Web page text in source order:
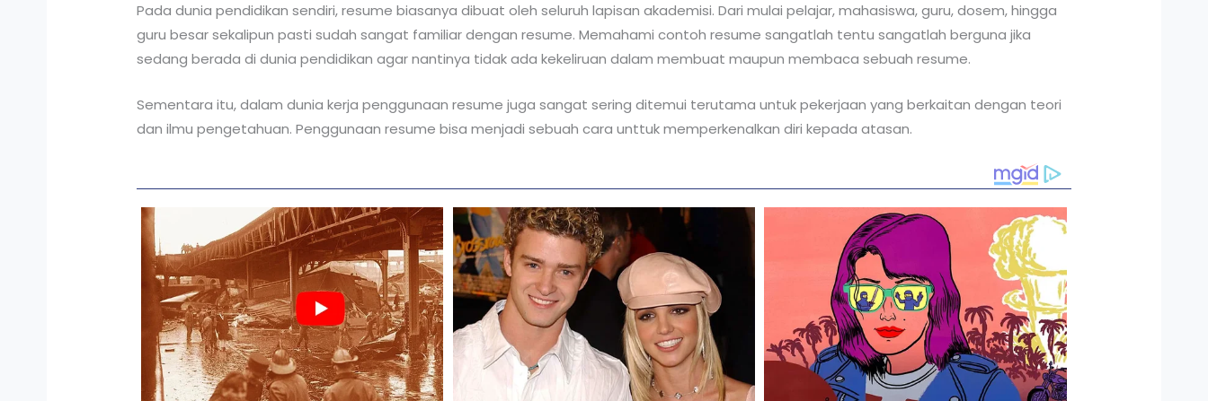
Pada dunia pendidikan sendiri, resume biasanya dibuat oleh seluruh lapisan akademisi. Dari mulai pelajar, mahasiswa, guru, dosem, hingga
guru besar sekalipun pasti sudah sangat familiar dengan resume. Memahami contoh resume sangatlah tentu sangatlah berguna jika
sedang berada di dunia pendidikan agar nantinya tidak ada kekeliruan dalam membuat maupun membaca sebuah resume.
Sementara itu, dalam dunia kerja penggunaan resume juga sangat sering ditemui terutama untuk pekerjaan yang berkaitan dengan teori
dan ilmu pengetahuan. Penggunaan resume bisa menjadi sebuah cara unttuk memperkenalkan diri kepada atasan.